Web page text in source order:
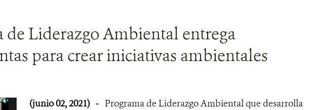
de Liderazgo Ambiental entrega
para crear iniciativas ambientales
(junio 02, 2021) - Programa de Liderazgo Ambiental que desarrolla